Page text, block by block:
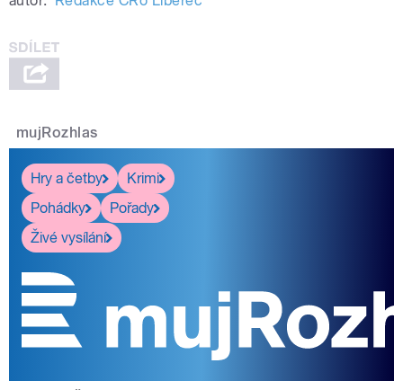
mujRozhlas
Hry a četby
Krimi
Pohádky
Pořady
Živé vysílání